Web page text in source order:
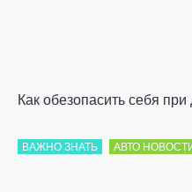
Как обезопасить себя
ВАЖНО ЗНАТЬ АВТО